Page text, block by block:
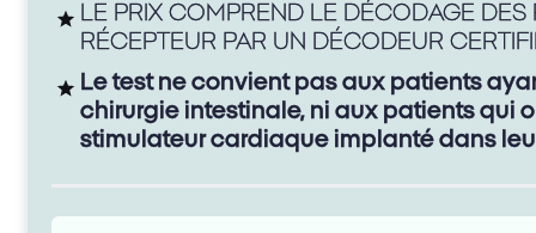
LE PRIX COMPREND LE DÉCODAGE DES
RÉCEPTEUR PAR UN DÉCODEUR
Le test ne convient pas aux patients
chirurgie intestinale, ni aux patients qui
stimulateur cardiaque implanté dans
Je
Politique de confidentialité du site
J'accepte le traitement des informations
informations médicales, conformément à ses